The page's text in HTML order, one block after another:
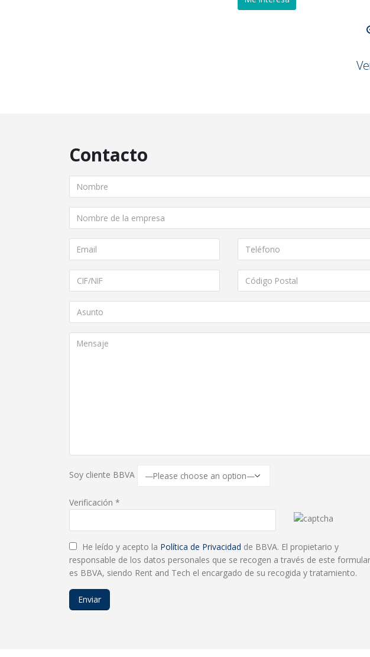
Contacto
Soy cliente BBVA
Verificación *
He leído y acepto la Política de Privacidad de BBVA. El propietario y
responsable de los datos personales que se recogen a través de este
es BBVA, siendo Rent and Tech el encargado de su recogida y tratamiento.